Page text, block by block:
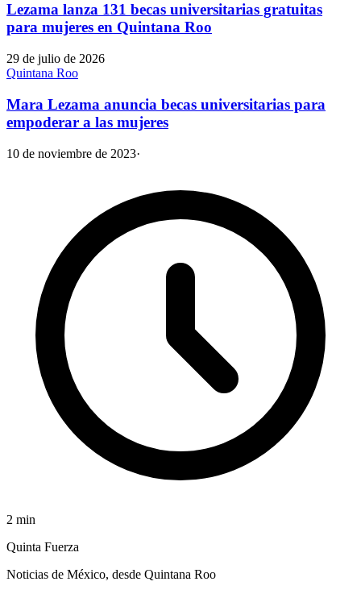
Lezama lanza 131 becas universitarias gratuitas
para mujeres en Quintana Roo
29 de julio de 2026
Quintana Roo
Mara Lezama anuncia becas universitarias para
empoderar a las mujeres
10 de noviembre de 2023·
2 min
Quinta Fuerza
Noticias de México, desde Quintana Roo